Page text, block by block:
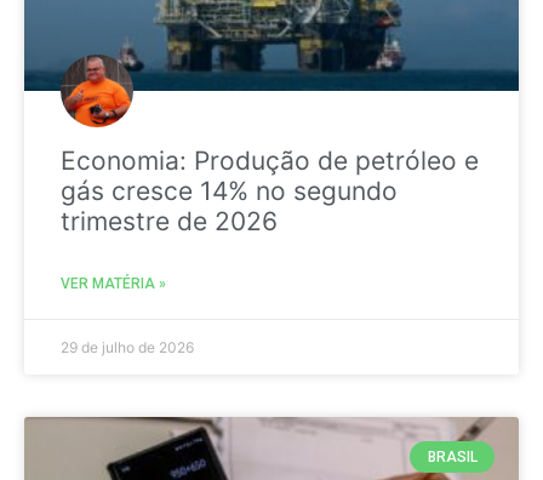
Economia: Produção de petróleo e
gás cresce 14% no segundo
trimestre de 2026
VER MATÉRIA »
29 de julho de 2026
BRASIL